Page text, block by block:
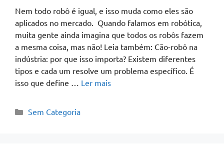
Nem todo robô é igual, e isso muda como eles são
aplicados no mercado. Quando falamos em robótica,
muita gente ainda imagina que todos os robôs fazem
a mesma coisa, mas não! Leia também: Cão-robô na
indústria: por que isso importa? Existem diferentes
tipos e cada um resolve um problema específico. É
isso que define … Ler mais
Sem Categoria